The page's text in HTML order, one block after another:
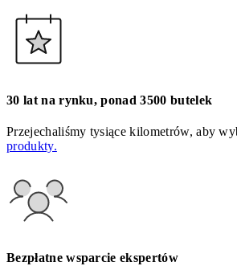
30 lat na rynku, ponad 3500 butelek
Przejechaliśmy tysiące kilometrów, aby
produkty.
Bezpłatne wsparcie ekspertów